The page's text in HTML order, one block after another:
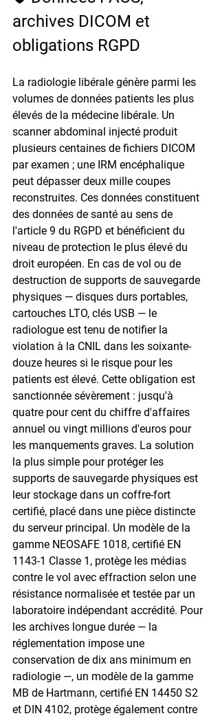
archives DICOM et
obligations RGPD
La radiologie libérale génère parmi les
volumes de données patients les plus
élevés de la médecine libérale. Un
scanner abdominal injecté produit
plusieurs centaines de fichiers DICOM
par examen ; une IRM encéphalique
peut dépasser deux mille coupes
reconstruites. Ces données constituent
des données de santé au sens de
l'article 9 du RGPD et bénéficient du
niveau de protection le plus élevé du
droit européen. En cas de vol ou de
destruction de supports de sauvegarde
physiques — disques durs portables,
cartouches LTO, clés USB — le
radiologue est tenu de notifier la
violation à la CNIL dans les soixante-
douze heures si le risque pour les
patients est élevé. Cette obligation est
sanctionnée sévèrement : jusqu'à
quatre pour cent du chiffre d'affaires
annuel ou vingt millions d'euros pour
les manquements graves. La solution
la plus simple pour protéger les
supports de sauvegarde physiques est
leur stockage dans un coffre-fort
certifié, placé dans une pièce distincte
du serveur principal. Un modèle de la
gamme NEOSAFE 1018, certifié EN
1143-1 Classe 1, protège les médias
contre le vol avec effraction selon une
résistance normalisée et testée par un
laboratoire indépendant accrédité. Pour
les archives longue durée — la
réglementation impose une
conservation de dix ans minimum en
radiologie —, un modèle de la gamme
MB de Hartmann, certifié EN 14450 S2
et DIN 4102, protège également contre